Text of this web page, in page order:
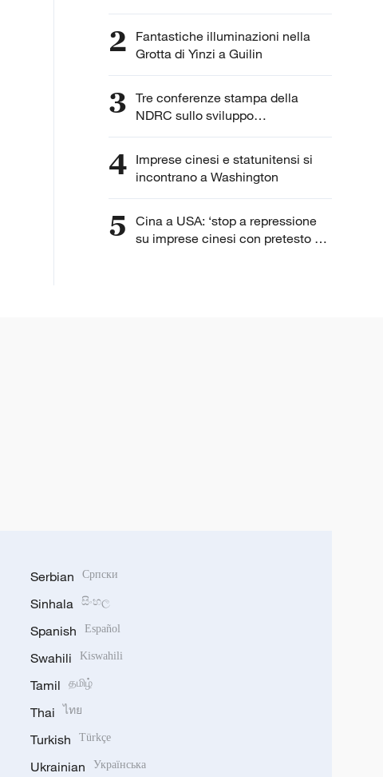
2
Fantastiche illuminazioni nella
Grotta di Yinzi a Guilin
3 Tre conferenze stampa della
NDRC sullo sviluppo
dell'intelligenza artificiale
4 Imprese cinesi e statunitensi si
incontrano a Washington
5
Cina a USA: ‘stop a repressione
su imprese cinesi con pretesto di
Serbian Српски
Sinhala සිංහල
Spanish Español
Swahili Kiswahili
Tamil தமிழ்
Thai ไทย
Turkish Türkçe
Ukrainian Українська